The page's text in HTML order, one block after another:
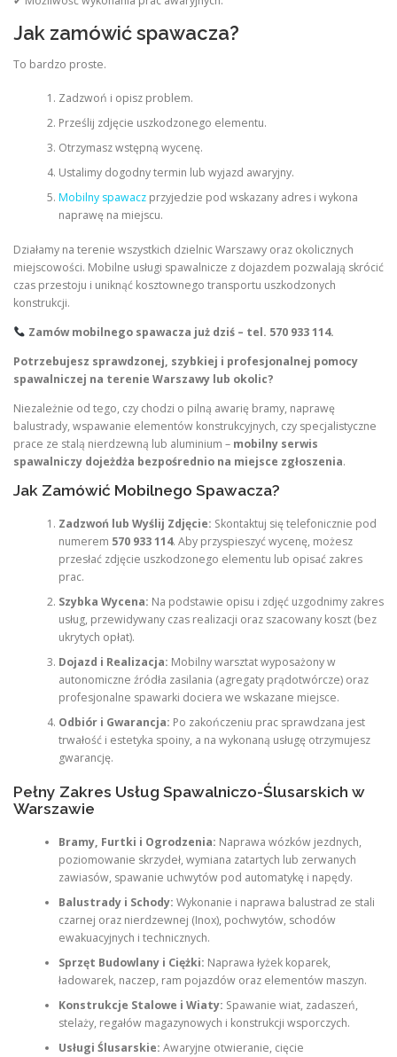
Jak zamówić spawacza?
To bardzo proste.
Zadzwoń i opisz problem.
Prześlij zdjęcie uszkodzonego elementu.
Otrzymasz wstępną wycenę.
Ustalimy dogodny termin lub wyjazd awaryjny.
Mobilny spawaczprzyjedzie pod wskazany adres i wykona
naprawę na miejscu.
Działamy na terenie wszystkich dzielnic Warszawy oraz okolicznych
miejscowości. Mobilne usługi spawalnicze z dojazdem pozwalają skrócić
czas przestoju i uniknąć kosztownego transportu uszkodzonych
konstrukcji.
Zamów mobilnego spawacza już dziś – tel. 570 933 114.
Potrzebujesz sprawdzonej, szybkiej i profesjonalnej pomocy
spawalniczej na terenie Warszawy lub okolic?
Niezależnie od tego, czy chodzi o pilną awarię bramy, naprawę
balustrady, wspawanie elementów konstrukcyjnych, czy specjalistyczne
prace ze stalą nierdzewną lub aluminium – mobilny serwis
spawalniczy dojeżdża bezpośrednio na miejsce zgłoszenia.
Jak Zamówić Mobilnego Spawacza?
Zadzwoń lub Wyślij Zdjęcie: Skontaktuj się telefonicznie pod
numerem 570 933 114. Aby przyspieszyć wycenę, możesz
przesłać zdjęcie uszkodzonego elementu lub opisać zakres
prac.
Szybka Wycena: Na podstawie opisu i zdjęć uzgodnimy zakres
usług, przewidywany czas realizacji oraz szacowany koszt (bez
ukrytych opłat).
Dojazd i Realizacja: Mobilny warsztat wyposażony w
autonomiczne źródła zasilania (agregaty prądotwórcze) oraz
profesjonalne spawarki dociera we wskazane miejsce.
Odbiór i Gwarancja: Po zakończeniu prac sprawdzana jest
trwałość i estetyka spoiny, a na wykonaną usługę otrzymujesz
gwarancję.
Pełny Zakres Usług Spawalniczo-Ślusarskich w
Warszawie
Bramy, Furtki i Ogrodzenia: Naprawa wózków jezdnych,
poziomowanie skrzydeł, wymiana zatartych lub zerwanych
zawiasów, spawanie uchwytów pod automatykę i napędy.
Balustrady i Schody: Wykonanie i naprawa balustrad ze stali
czarnej oraz nierdzewnej (Inox), pochwytów, schodów
ewakuacyjnych i technicznych.
Sprzęt Budowlany i Ciężki: Naprawa łyżek koparek,
ładowarek, naczep, ram pojazdów oraz elementów maszyn.
Konstrukcje Stalowe i Wiaty: Spawanie wiat, zadaszeń,
stelaży, regałów magazynowych i konstrukcji wsporczych.
Usługi Ślusarskie: Awaryjne otwieranie, cięcie